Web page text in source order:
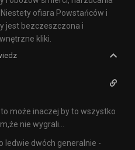
ofiara Powstańców i
jest bezczeszczona i
kliki.
może inaczej by to wszystko
nie wygrali…
ledwie dwóch generalnie -